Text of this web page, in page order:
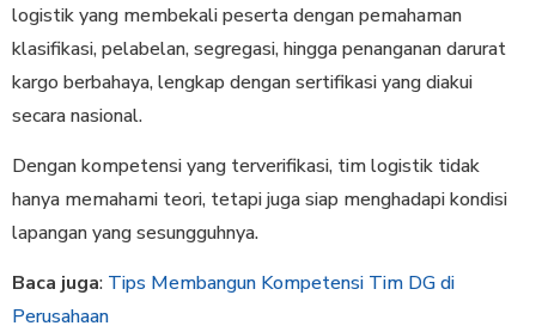
logistik yang membekali peserta dengan pemahaman
klasifikasi, pelabelan, segregasi, hingga penanganan darurat
kargo berbahaya, lengkap dengan sertifikasi yang diakui
secara nasional.
Dengan kompetensi yang terverifikasi, tim logistik tidak
hanya memahami teori, tetapi juga siap menghadapi kondisi
lapangan yang sesungguhnya.
Baca juga: Tips Membangun Kompetensi Tim DG di
Perusahaan